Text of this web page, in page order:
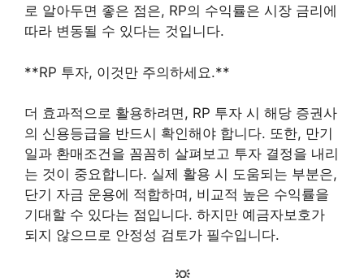
로 알아두면 좋은 점은, RP의 수익률은 시장 금리에
따라 변동될 수 있다는 것입니다.
**RP 투자, 이것만 주의하세요.**
더 효과적으로 활용하려면, RP 투자 시 해당 증권사
의 신용등급을 반드시 확인해야 합니다. 또한, 만기
일과 환매조건을 꼼꼼히 살펴보고 투자 결정을 내리
는 것이 중요합니다. 실제 활용 시 도움되는 부분은,
단기 자금 운용에 적합하며, 비교적 높은 수익률을
기대할 수 있다는 점입니다. 하지만 예금자보호가
되지 않으므로 안정성 검토가 필수입니다.